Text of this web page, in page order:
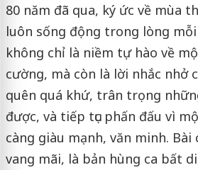
80 năm đã qua, ký ức về mùa
luôn sống động trong lòng
không chỉ là niềm tự hào về
cường, mà còn là lời nhắc nhở
quên quá khứ, trân trọng
được, và tiếp tục phấn đấu vì
càng giàu mạnh, văn minh.
vang mãi, là bản hùng ca bất